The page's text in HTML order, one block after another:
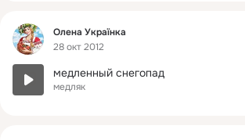
Фид
Олена Українка
28 окт 2012
медленный снегопад
медляк